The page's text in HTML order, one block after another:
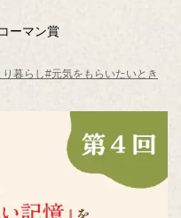
ーマン賞
暮らし#元気をもらいたいとき